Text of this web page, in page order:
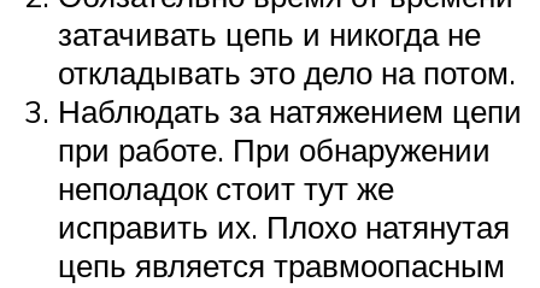
затачивать цепь и никогда не
откладывать это дело на потом.
Наблюдать за натяжением цепи
при работе. При обнаружении
неполадок стоит тут же
исправить их. Плохо натянутая
цепь является травмоопасным